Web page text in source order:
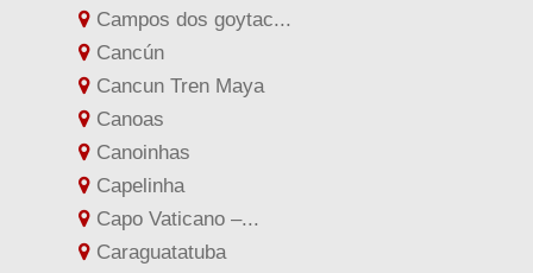
Campos dos goytac...
Cancún
Cancun Tren Maya
Canoas
Canoinhas
Capelinha
Capo Vaticano –...
Caraguatatuba